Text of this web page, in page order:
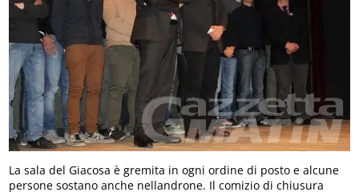
La sala del Giacosa è gremita in ogni ordine di posto e alcune
persone sostano anche nellandrone. Il comizio di chiusura